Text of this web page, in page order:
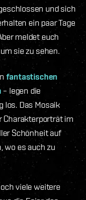
und sich
ein paar Tage
meldet euch
sie zu sehen.
fantastischen
– legen die
los. Das Mosaik
Charakterporträt im
Schönheit auf
wo es auch zu
viele weitere